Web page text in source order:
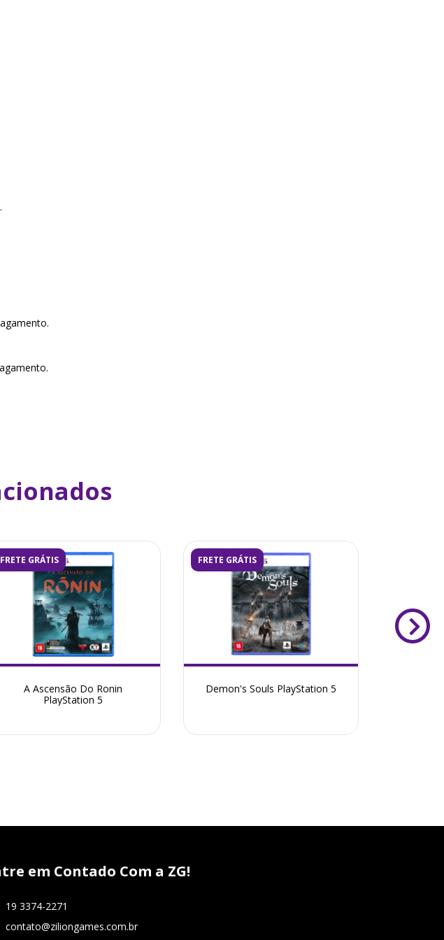
FRETE GRÁTIS
A Ascensão Do Ronin
PlayStation 5
FRETE GRÁTIS
Demon's Souls PlayStation 5
em Contado Com a ZG!
19 3374-2271
contato@ziliongames.com.br